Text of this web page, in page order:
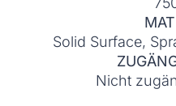
Solid Surface,
Nicht